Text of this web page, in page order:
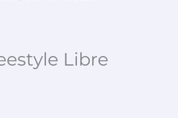
Libre